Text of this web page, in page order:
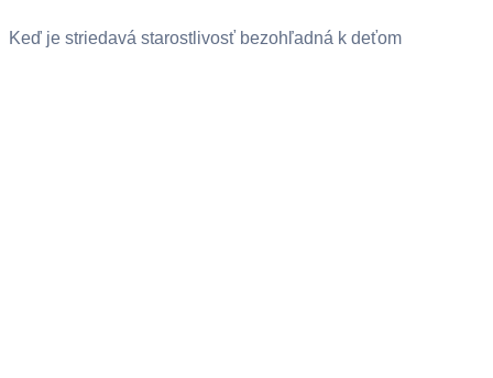
Keď je striedavá starostlivosť bezohľadná k deťom